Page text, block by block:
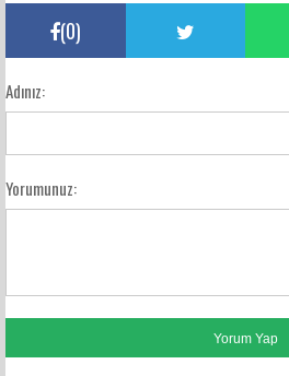
(0)
Adınız:
Yorumunuz: